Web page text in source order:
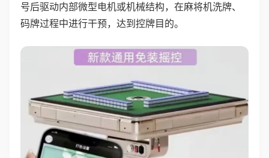
号后驱动内部微型电机或机械结构，在麻将机洗牌、
码牌过程中进行干预，达到控牌目的。